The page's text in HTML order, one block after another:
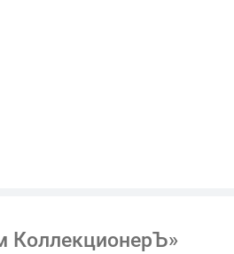
КоллекционерЪ»